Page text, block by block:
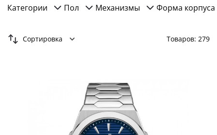
Категории Пол Механизмы Форма корпуса
Сортировка Товаров: 279